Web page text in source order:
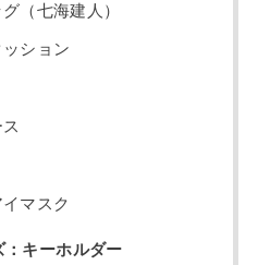
（七海建人）
ション
マスク
キーホルダー